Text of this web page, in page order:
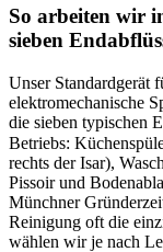
So arbeiten wir
sieben
Unser Standardgerät
elektromechanische
die sieben typischen
Betriebs:
rechts der Isar),
Pissoir und
Münchner
Reinigung oft die
wählen wir je nach